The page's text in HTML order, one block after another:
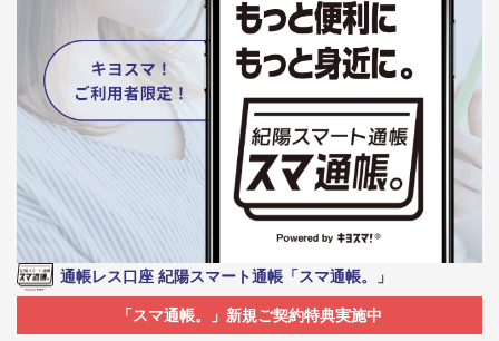
通帳レス口座 紀陽スマート通帳「スマ通帳。」
「スマ通帳。」新規ご契約特典実施中